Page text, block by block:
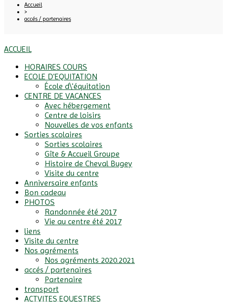
Accueil
>
accés / partenaires
ACCUEIL
HORAIRES COURS
ECOLE D'EQUITATION
École d\'équitation
CENTRE DE VACANCES
Avec hébergement
Centre de loisirs
Nouvelles de vos enfants
Sorties scolaires
Sorties scolaires
Gîte & Accueil Groupe
Histoire de Cheval Bugey
Visite du centre
Anniversaire enfants
Bon cadeau
PHOTOS
Randonnée été 2017
Vie au centre été 2017
liens
Visite du centre
Nos agréments
Nos agréments 2020.2021
accés / partenaires
Partenaire
transport
ACTVITES EQUESTRES